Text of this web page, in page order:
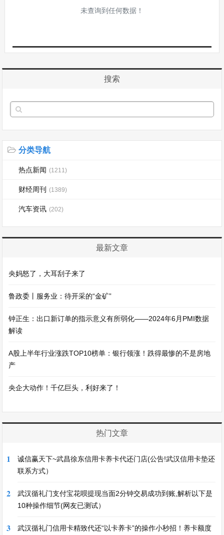
未查询到任何数据！
搜索
分类导航
热点新闻 (1211)
财经周刊 (1389)
汽车资讯 (202)
最新文章
央妈怒了，大耳刮子来了
鲁政委丨服务业：待开采的“金矿”
钟正生：出口新订单的指示意义有所弱化——2024年6月PMI数据
解读
A股上半年行业涨跌TOP10榜单：银行领涨！跌得最惨的不是房地
产
央企大动作！千亿巨头，利好来了！
热门文章
1
诚信赢天下~武昌徐东信用卡养卡代还门店(公告!武汉信用卡垫还
联系方式）
2
武汉循礼门支付宝花呗提现当面2分钟交易成功到账,解析以下是
10种操作细节(网友已测试）
3
武汉循礼门信用卡精致代还“以卡养卡”的操作小秒招！养卡额度